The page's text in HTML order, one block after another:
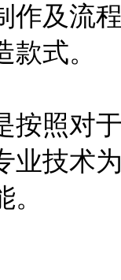
作及流
式。
按照对
业技术
。